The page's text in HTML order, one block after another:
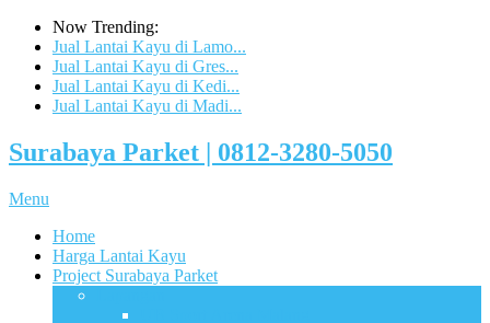
Now Trending:
Jual Lantai Kayu di Lamo...
Jual Lantai Kayu di Gres...
Jual Lantai Kayu di Kedi...
Jual Lantai Kayu di Madi...
Surabaya Parket | 0812-3280-5050
Menu
Home
Harga Lantai Kayu
Project Surabaya Parket